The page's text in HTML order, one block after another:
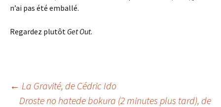
n’ai pas été emballé.
Regardez plutôt Get Out.
Navigation
← La Gravité, de Cédric Ido
Droste no hatede bokura (2 minutes plus tard), de